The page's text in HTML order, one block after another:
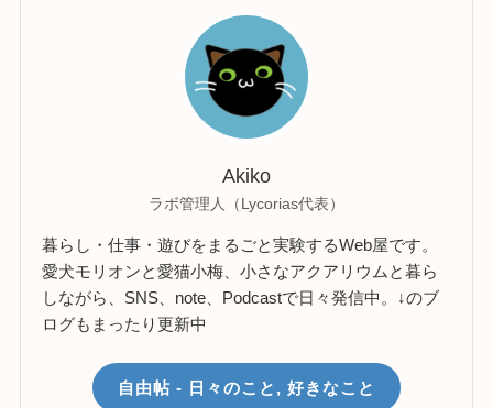
Akiko
ラボ管理人（Lycorias代表）
暮らし・仕事・遊びをまるごと実験するWeb屋です。
愛犬モリオンと愛猫小梅、小さなアクアリウムと暮ら
しながら、SNS、note、Podcastで日々発信中。↓のブ
ログもまったり更新中
自由帖 - 日々のこと, 好きなこと